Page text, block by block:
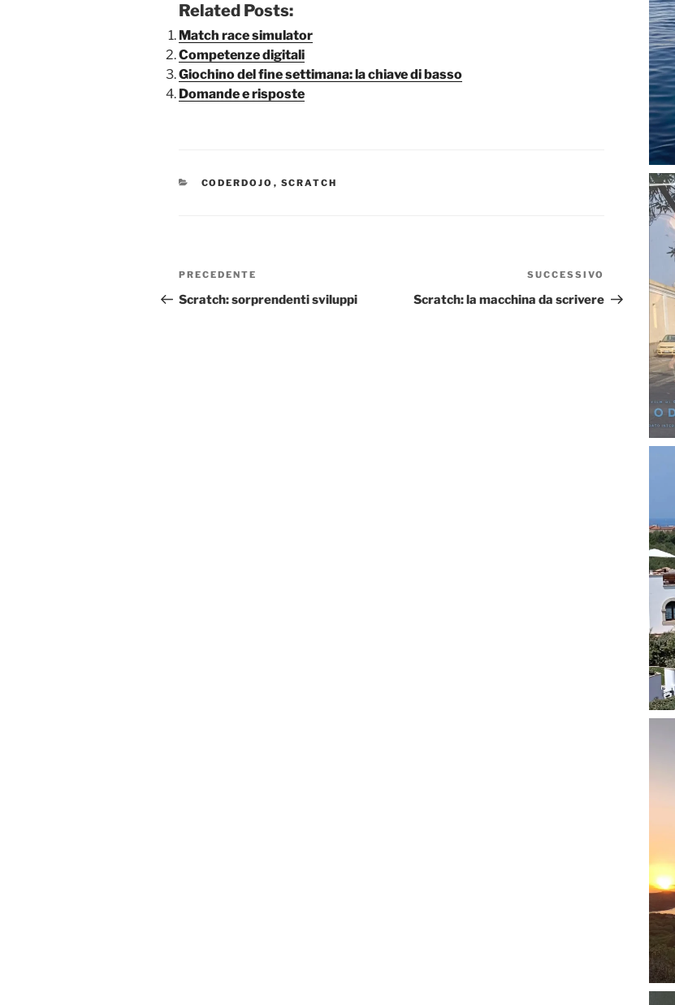
Related Posts:
Match race simulator
Competenze digitali
Giochino del fine settimana: la chiave di basso
Domande e risposte
CATEGORIE
CODERDOJO , SCRATCH
Navigazione
articoli
Articolo
precedente:
PRECEDENTE
Scratch: sorprendenti sviluppi
Articolo
successivo
SUCCESSIVO
Scratch: la macchina da scrivere